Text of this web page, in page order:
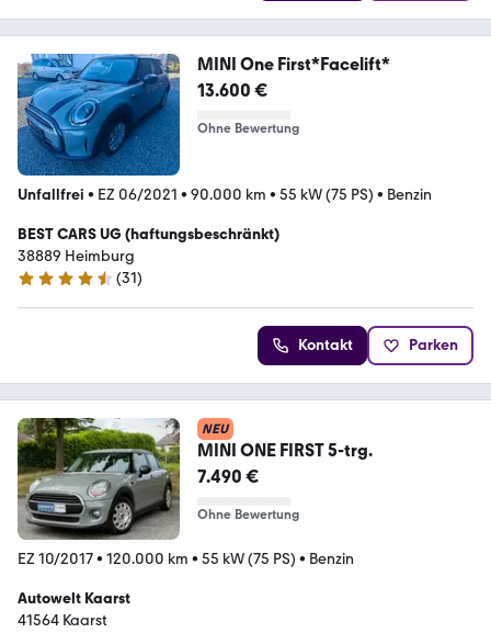
MINI One First*Facelift*
13.600 €
Ohne Bewertung
Unfallfrei • EZ 06/2021 • 90.000 km • 55 kW (75 PS) • Benzin
BEST CARS UG (haftungsbeschränkt)
38889 Heimburg
4.6 Sterne
(31)
Kontakt Parken
NEU
MINI ONE FIRST 5-trg.
7.490 €
Ohne Bewertung
EZ 10/2017• 120.000 km • 55 kW (75 PS) • Benzin
Autowelt Kaarst
41564 Kaarst